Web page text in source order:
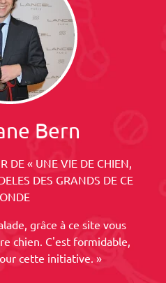
Bern
DE « UNE VIE DE CHIEN,
DES GRANDS DE CE
grâce à ce site vous
chien. C'est formidable,
cette initiative. »